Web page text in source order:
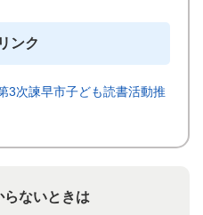
ンク
3次諫早市子ども読書活動推
らないときは